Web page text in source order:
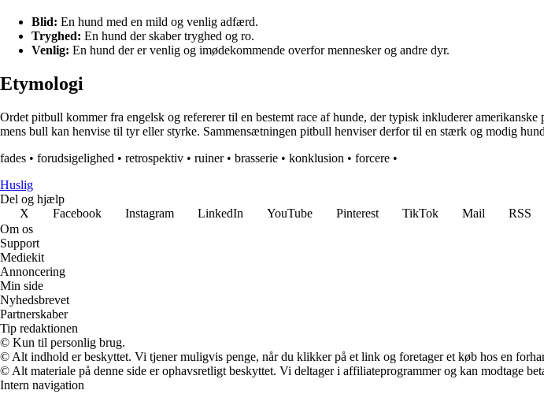
Blid: En hund med en mild og venlig adfærd.
Tryghed: En hund der skaber tryghed og ro.
Venlig: En hund der er venlig og imødekommende overfor mennesker og andre dyr.
Etymologi
Ordet pitbull kommer fra engelsk og refererer til en bestemt race af hunde, der typisk inkluderer
mens bull kan henvise til tyr eller styrke. Sammensætningen pitbull henviser derfor til en stærk og modig
fades • forudsigelighed • retrospektiv • ruiner• brasserie • konklusion • forcere •
Huslig
Del og hjælp
X
Facebook Instagram LinkedIn YouTube Pinterest TikTok Mail
RSS
Om os
Support
Mediekit
Annoncering
Min side
Nyhedsbrevet
Partnerskaber
Tip redaktionen
© Kun til personlig brug.
© Alt indhold er beskyttet. Vi tjener muligvis penge, når du klikker på et link og foretager et køb hos en
© Alt materiale på denne side er ophavsretligt beskyttet. Vi deltager i affiliateprogrammer og kan modtage
Intern navigation